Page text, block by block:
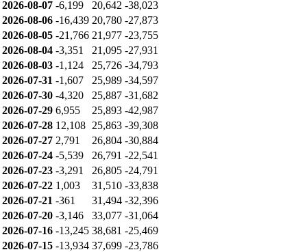
2026-08-07 -6,199 20,642 -38,023
2026-08-06 -16,439 20,780 -27,873
2026-08-05 -21,766 21,977 -23,755
2026-08-04 -3,351 21,095 -27,931
2026-08-03 -1,124 25,726 -34,793
2026-07-31 -1,607 25,989 -34,597
2026-07-30 -4,320 25,887 -31,682
2026-07-29 6,955 25,893 -42,987
2026-07-28 12,108 25,863 -39,308
2026-07-27 2,791 26,804 -30,884
2026-07-24 -5,539 26,791 -22,541
2026-07-23 -3,291 26,805 -24,791
2026-07-22 1,003 31,510 -33,838
2026-07-21 -361 31,494 -32,396
2026-07-20 -3,146 33,077 -31,064
2026-07-16 -13,245 38,681 -25,469
2026-07-15 -13,934 37,699 -23,786